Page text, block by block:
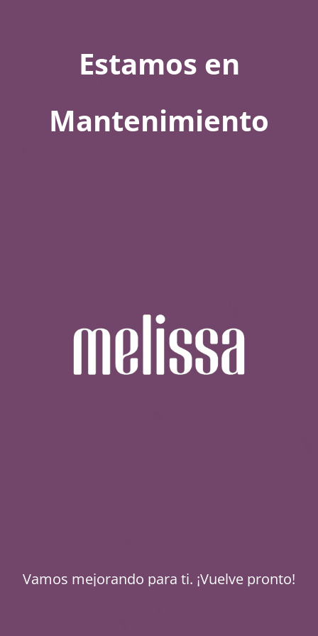
Estamos en
Mantenimiento
Vamos mejorando para ti. ¡Vuelve pronto!